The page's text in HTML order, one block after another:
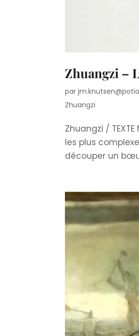
Zhuangzi –
par
Zhuangzi
Zhuangzi /
les plus
découper un